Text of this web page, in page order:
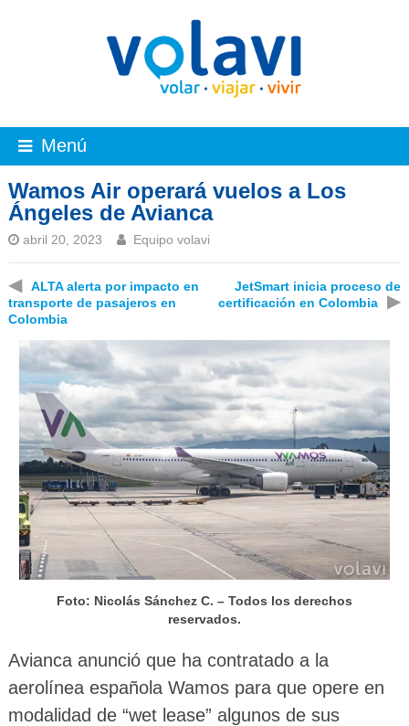
Menú
Wamos Air operará vuelos a Los
Ángeles de Avianca
abril 20, 2023 Equipo volavi
◀
ALTA alerta por impacto en
transporte de pasajeros en
Colombia
JetSmart inicia proceso de
certificación en Colombia
▶
Foto: Nicolás Sánchez C. – Todos los derechos
reservados.
Avianca anunció que ha contratado a la
aerolínea española Wamos para que opere en
modalidad de “wet lease” algunos de sus